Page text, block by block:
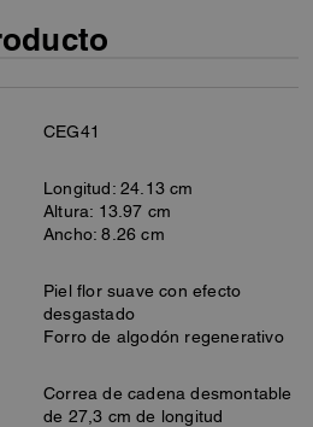
CEG41
Longitud: 24.13 cm
Altura: 13.97 cm
Ancho: 8.26 cm
Piel flor suave con efecto
desgastado
Forro de algodón regenerativo
Correa de cadena desmontable
de 27,3 cm de longitud